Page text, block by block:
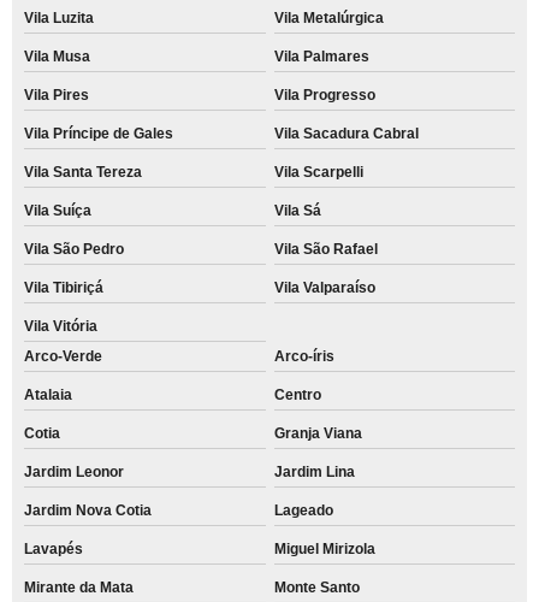
Vila Luzita Vila Metalúrgica
Vila Musa Vila Palmares
Vila Pires Vila Progresso
Vila Príncipe de Gales Vila Sacadura Cabral
Vila Santa Tereza Vila Scarpelli
Vila Suíça Vila Sá
Vila São Pedro Vila São Rafael
Vila Tibiriçá Vila Valparaíso
Vila Vitória
Arco-Verde
Arco-íris
Atalaia Centro
Cotia Granja Viana
Jardim Leonor Jardim Lina
Jardim Nova Cotia Lageado
Lavapés Miguel Mirizola
Mirante da Mata Monte Santo